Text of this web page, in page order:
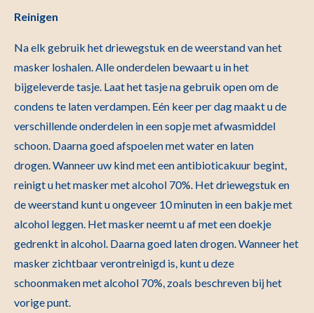
Reinigen
Na elk gebruik het driewegstuk en de weerstand van het
masker loshalen. Alle onderdelen bewaart u in het
bijgeleverde tasje. Laat het tasje na gebruik open om de
condens te laten verdampen. Eén keer per dag maakt u de
verschillende onderdelen in een sopje met afwasmiddel
schoon. Daarna goed afspoelen met water en laten
drogen. Wanneer uw kind met een antibioticakuur begint,
reinigt u het masker met alcohol 70%. Het driewegstuk en
de weerstand kunt u ongeveer 10 minuten in een bakje met
alcohol leggen. Het masker neemt u af met een doekje
gedrenkt in alcohol. Daarna goed laten drogen. Wanneer het
masker zichtbaar verontreinigd is, kunt u deze
schoonmaken met alcohol 70%, zoals beschreven bij het
vorige punt.